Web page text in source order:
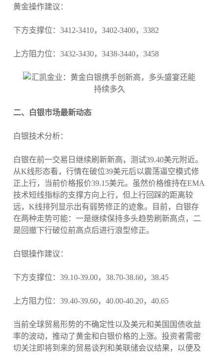
黄金操作建议：
下方支撑位：3412-3410，3402-3400，3382
上方阻力位：3432-3430，3438-3440，3458
二、白银市场最新动态
白银技术分析：
白银在前一交易日继续刷新新高，测试39.40美元附近。
从K线形态看，行情在破位39美元后以震荡逼空模式修
正上行，当前价格报价39.15美元。虽然价格维持在EMA
技术短线指标的支撑方向上行，但上行回踩的距离较
远，K线排列显示出有弱势修正的迹象。目前，白银存
在两种走势可能：一是继续保持多头趋势刷新高点，二
是回撤下行破位前高点后进行浪型修正。
白银操作建议：
下方支撑位：39.10-39.00，38.70-38.60，38.45
上方阻力位：39.40-39.60，40.00-40.20，40.65
当前全球贸易形势的不确定性以及美元和美国国债收益
率的波动，推动了黄金和白银价格的上涨。投资者需密
切关注即将到来的贸易谈判和美联储会议结果，以便及